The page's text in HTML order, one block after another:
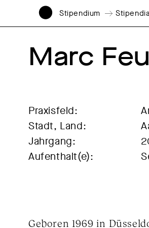
Stipendium
Marc
Praxisfeld:
Stadt, Land:
Jahrgang:
Aufenthalt(e):
Geboren 1969 in